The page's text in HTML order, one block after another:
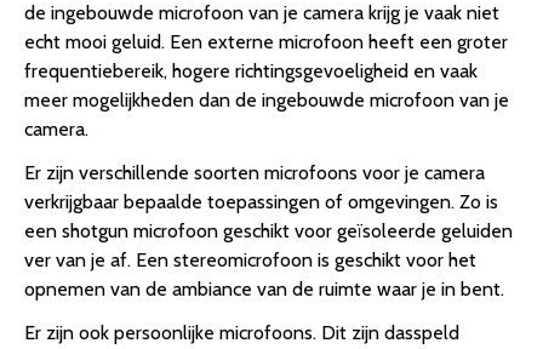
de ingebouwde microfoon van je camera krijg je vaak niet
echt mooi geluid. Een externe microfoon heeft een groter
frequentiebereik, hogere richtingsgevoeligheid en vaak
meer mogelijkheden dan de ingebouwde microfoon van je
camera.
Er zijn verschillende soorten microfoons voor je camera
verkrijgbaar bepaalde toepassingen of omgevingen. Zo is
een shotgun microfoon geschikt voor geïsoleerde geluiden
ver van je af. Een stereomicrofoon is geschikt voor het
opnemen van de ambiance van de ruimte waar je in bent.
Er zijn ook persoonlijke microfoons. Dit zijn dasspeld